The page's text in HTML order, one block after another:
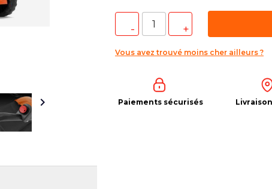

Vous avez trouvé moins cher ailleurs ?
Paiements sécurisés